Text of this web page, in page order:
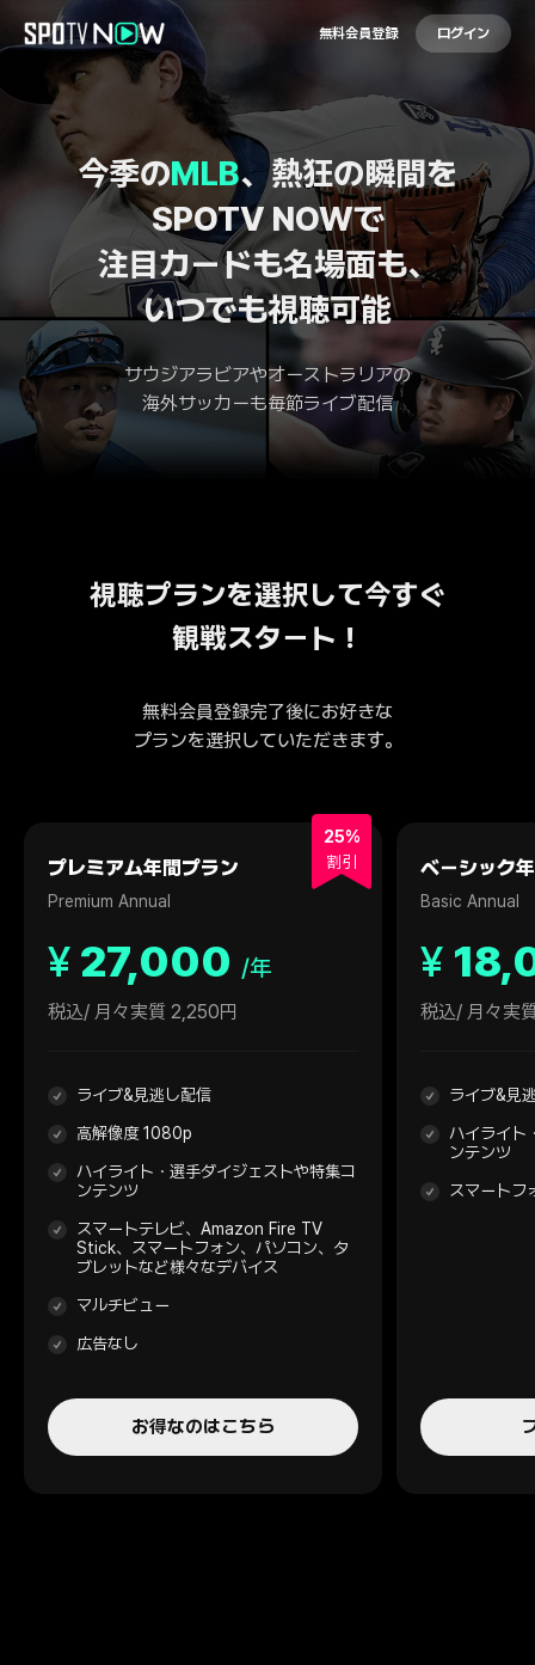
無料会員登録 ログイン
今季のMLB、熱狂の瞬間を
SPOTV NOWで
注目カードも名場面も、
いつでも視聴可能
サウジアラビアやオーストラリアの
海外サッカーも毎節ライブ配信
視聴プランを選択して今すぐ
観戦スタート！
無料会員登録完了後にお好きな
プランを選択していただきます。
25%
割引
プレミアム年間プラン
Premium Annual
¥ 27,000 /年
税込/ 月々実質 2,250円
ライブ&見逃し配信
高解像度 1080p
ハイライト・選手ダイジェストや特集コ
ンテンツ
スマートテレビ、Amazon Fire TV
Stick、スマートフォン、パソコン、タ
ブレットなど様々なデバイス
マルチビュー
広告なし
お得なのはこちら
ベーシック
Basic Annual
¥
税込/ 月々実
ライブ&見
ハイライト
ンテンツ
スマートフ